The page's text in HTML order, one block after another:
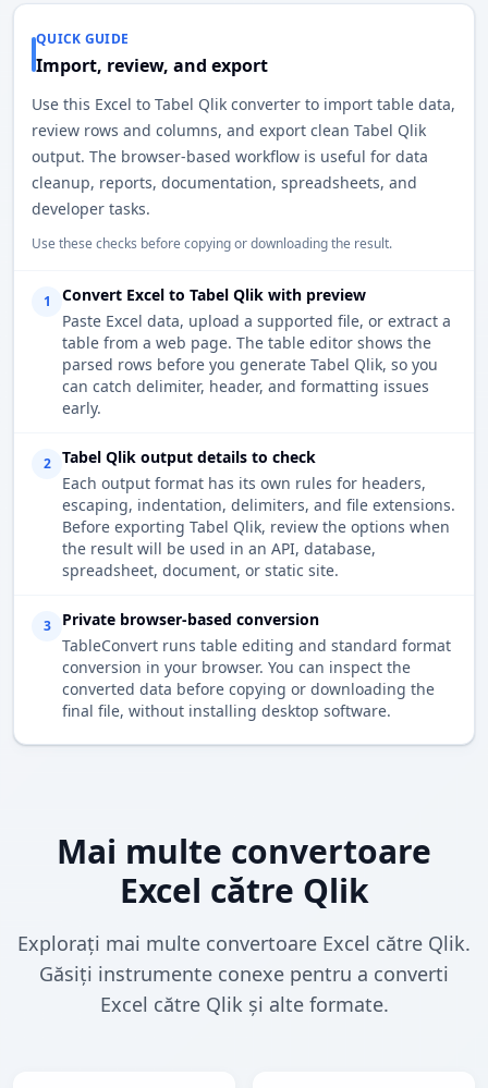
QUICK GUIDE
Import, review, and export
Use this Excel to Tabel Qlik converter to import table data,
review rows and columns, and export clean Tabel Qlik
output. The browser-based workflow is useful for data
cleanup, reports, documentation, spreadsheets, and
developer tasks.
Use these checks before copying or downloading the result.
1
Convert Excel to Tabel Qlik with preview
Paste Excel data, upload a supported file, or extract a
table from a web page. The table editor shows the
parsed rows before you generate Tabel Qlik, so you
can catch delimiter, header, and formatting issues
early.
2
Tabel Qlik output details to check
Each output format has its own rules for headers,
escaping, indentation, delimiters, and file extensions.
Before exporting Tabel Qlik, review the options when
the result will be used in an API, database,
spreadsheet, document, or static site.
3
Private browser-based conversion
TableConvert runs table editing and standard format
conversion in your browser. You can inspect the
converted data before copying or downloading the
final file, without installing desktop software.
Mai multe convertoare
Excel către Qlik
Explorați mai multe convertoare Excel către Qlik.
Găsiți instrumente conexe pentru a converti
Excel către Qlik și alte formate.